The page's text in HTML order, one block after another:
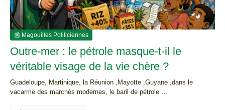
📰 Magouilles Politiciennes
Outre-mer : le pétrole masque-t-il le
véritable visage de la vie chère ?
Guadeloupe, Martinique, la Réunion ,Mayotte ,Guyane ,dans le
vacarme des marchés modernes, le baril de pétrole …